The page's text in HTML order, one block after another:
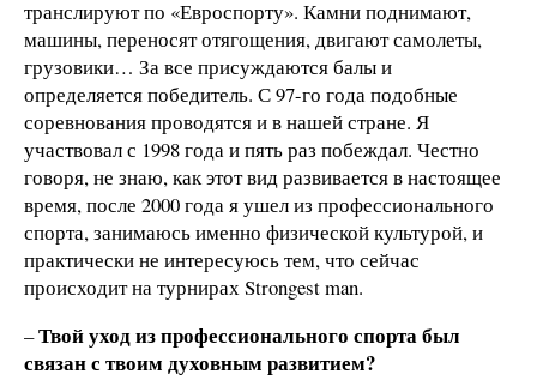
транслируют по «Евроспорту». Камни поднимают,
машины, переносят отягощения, двигают самолеты,
грузовики… За все присуждаются балы и
определяется победитель. С 97-го года подобные
соревнования проводятся и в нашей стране. Я
участвовал с 1998 года и пять раз побеждал. Честно
говоря, не знаю, как этот вид развивается в настоящее
время, после 2000 года я ушел из профессионального
спорта, занимаюсь именно физической культурой, и
практически не интересуюсь тем, что сейчас
происходит на турнирах Strongest man.
–Твой уход из профессионального спорта был
связан с твоим духовным развитием?